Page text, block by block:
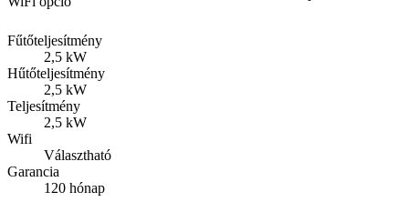
Fűtőteljesítmény
2,5 kW
Hűtőteljesítmény
2,5 kW
Teljesítmény
2,5 kW
Wifi
Választható
Garancia
120 hónap